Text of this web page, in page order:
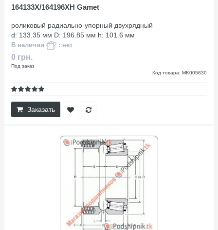
164133X/164196XH Gamet
роликовый радиально-упорный двухрядный
d: 133.35 мм D: 196.85 мм h: 101.6 мм
В наличии : нет
0 грн.
Под заказ
Код товара: MK005830
Заказать